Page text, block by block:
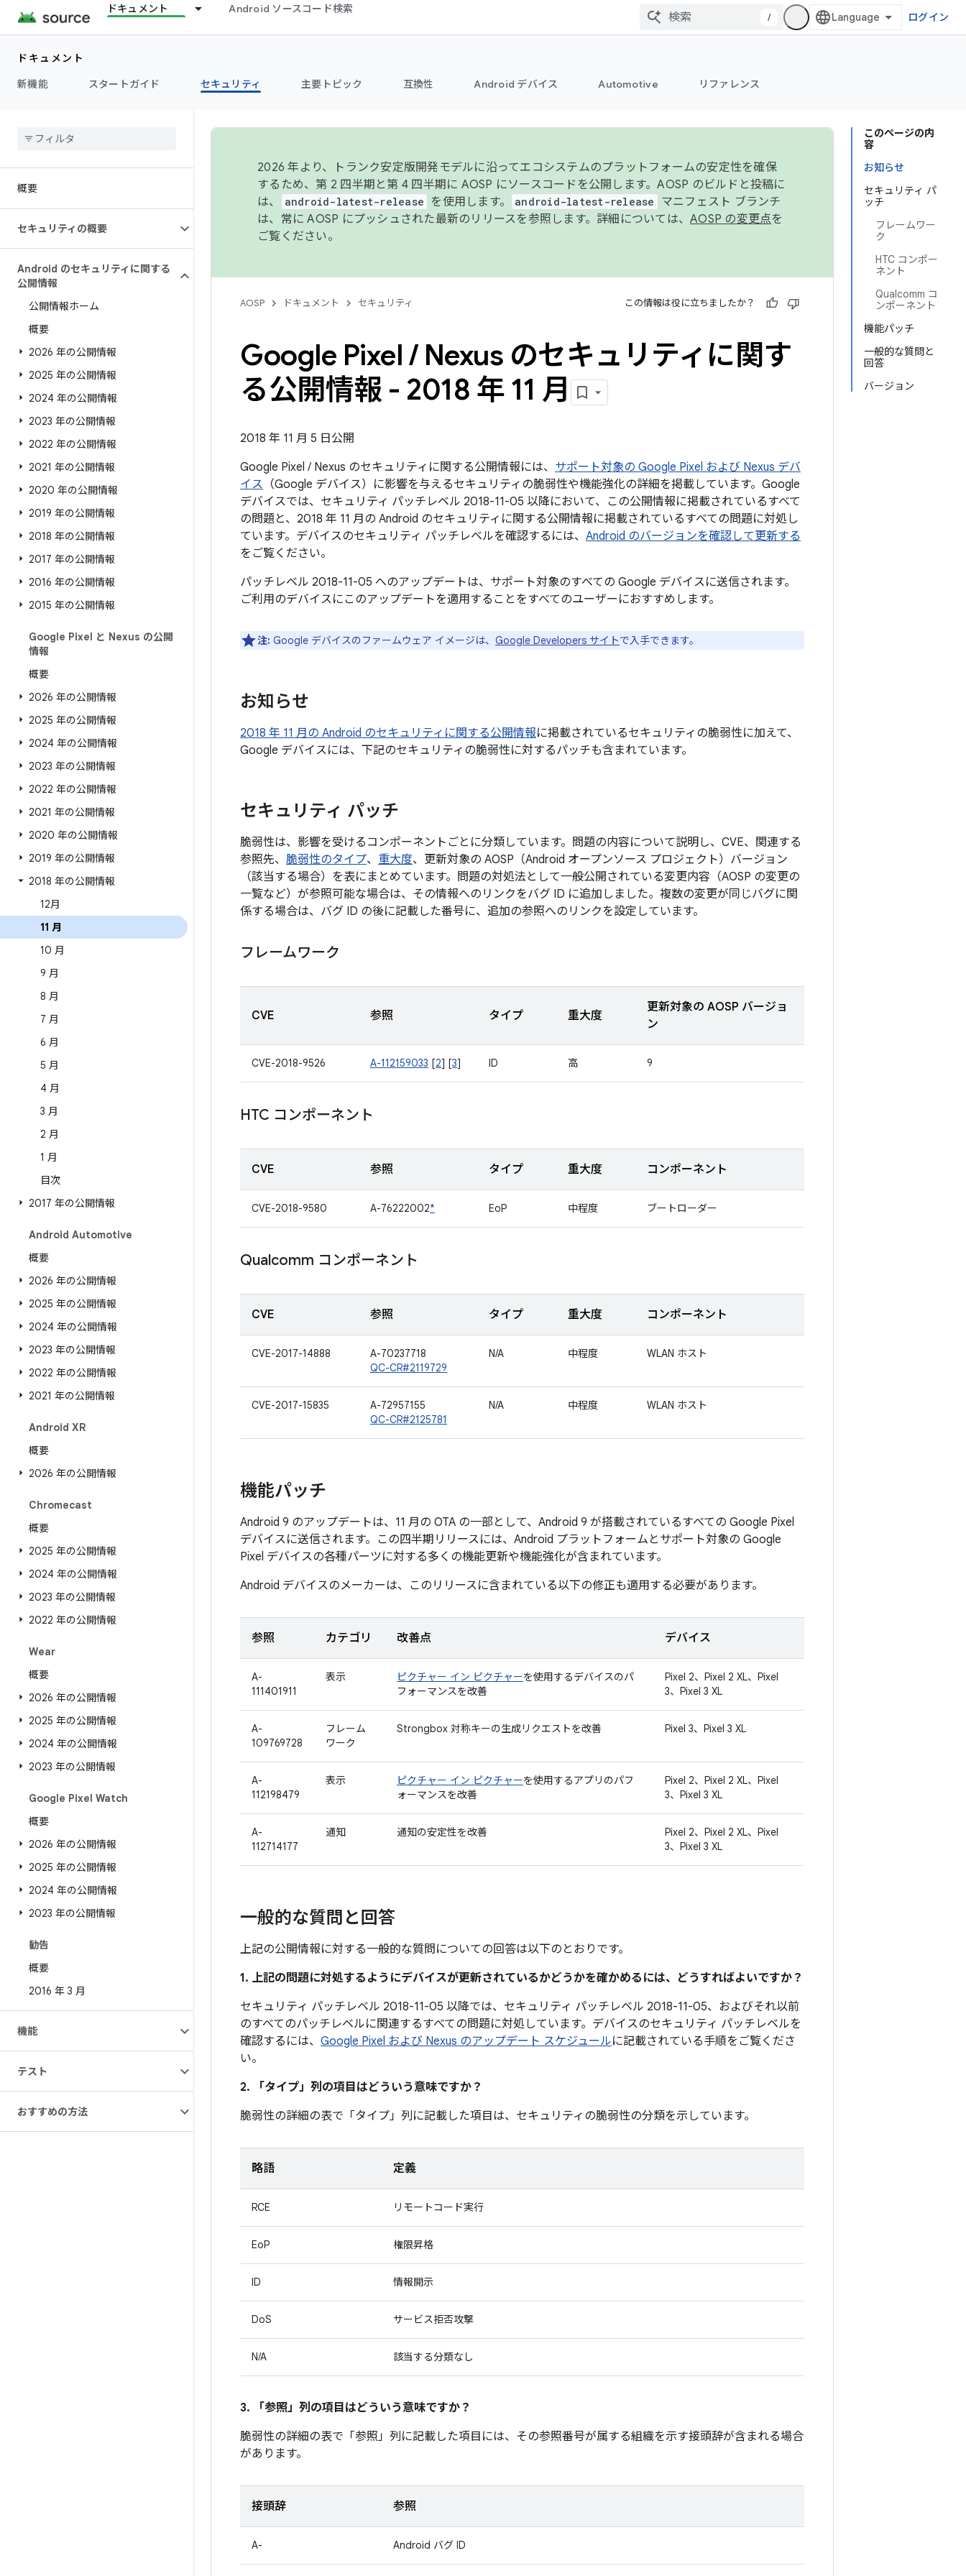
ドキュメント Android ソースコード検索
/ ログイン
ドキュメント
新機能
スタートガイド セキュリティ 主要トピック 互換性 Android デバイス Automotive リファレンス
概要
セキュリティの概要
Android のセキュリティに関する
公開情報
公開情報ホーム
概要
2026 年の公開情報
2025 年の公開情報
2024 年の公開情報
2023 年の公開情報
2022 年の公開情報
2021 年の公開情報
2020 年の公開情報
2019 年の公開情報
2018 年の公開情報
2017 年の公開情報
2016 年の公開情報
2015 年の公開情報
Google Pixel と Nexus の公開
情報
概要
2026 年の公開情報
2025 年の公開情報
2024 年の公開情報
2023 年の公開情報
2022 年の公開情報
2021 年の公開情報
2020 年の公開情報
2019 年の公開情報
2018 年の公開情報
12月
11 月
10 月
9 月
8 月
7 月
6 月
5 月
4 月
3 月
2 月
1 月
目次
2017 年の公開情報
Android Automotive
概要
2026 年の公開情報
2025 年の公開情報
2024 年の公開情報
2023 年の公開情報
2022 年の公開情報
2021 年の公開情報
Android XR
概要
2026 年の公開情報
Chromecast
概要
2025 年の公開情報
2024 年の公開情報
2023 年の公開情報
2022 年の公開情報
Wear
概要
2026 年の公開情報
2025 年の公開情報
2024 年の公開情報
2023 年の公開情報
Google Pixel Watch
概要
2026 年の公開情報
2025 年の公開情報
2024 年の公開情報
2023 年の公開情報
勧告
概要
2016 年 3 月
機能
テスト
おすすめの方法
このページの内
容
お知らせ
セキュリティ パ
ッチ
フレームワー
ク
HTC コンポー
ネント
Qualcomm コ
ンポーネント
機能パッチ
一般的な質問と
回答
バージョン
2026 年より、トランク安定版開発モデルに沿ってエコシステムのプラットフォームの安定性を確保
するため、第 2 四半期と第 4 四半期に AOSP にソースコードを公開します。AOSP のビルドと投稿に
は、
android-latest-release を使用します。 android-latest-release
マニフェスト ブランチ
は、常に AOSP にプッシュされた最新のリリースを参照します。詳細については、 AOSP の変更点を
ご覧ください。
AOSP ドキュメント セキュリティ この情報は役に立ちましたか？
Google Pixel /Nexus のセキュリティに関す
る公開情報 - 2018 年 11 月
2018 年 11 月 5 日公開
Google Pixel / Nexus のセキュリティに関する公開情報には、 サポート対象の Google Pixel および Nexus デバ
イス （Google デバイス）に影響を与えるセキュリティの脆弱性や機能強化の詳細を掲載しています。Google
デバイスでは、セキュリティ パッチレベル 2018-11-05 以降において、この公開情報に掲載されているすべて
の問題と、2018 年 11 月の Android のセキュリティに関する公開情報に掲載されているすべての問題に対処し
ています。デバイスのセキュリティ パッチレベルを確認するには、 Android のバージョンを確認して更新する
をご覧ください。
パッチレベル 2018-11-05 へのアップデートは、サポート対象のすべての Google デバイスに送信されます。
ご利用のデバイスにこのアップデートを適用することをすべてのユーザーにおすすめします。
注: Google デバイスのファームウェア イメージは、 Google Developers サイトで入手できます。
お知らせ
2018 年 11 月の Android のセキュリティに関する公開情報に掲載されているセキュリティの脆弱性に加えて、
Google デバイスには、下記のセキュリティの脆弱性に対するパッチも含まれています。
セキュリティ パッチ
脆弱性は、影響を受けるコンポーネントごとに分類しています。問題の内容について説明し、CVE、関連する
参照先、 脆弱性のタイプ、 重大度、更新対象の AOSP（Android オープンソース プロジェクト）バージョン
（該当する場合）を表にまとめています。問題の対処法として一般公開されている変更内容（AOSP の変更の
一覧など）が参照可能な場合は、その情報へのリンクをバグ ID に追加しました。複数の変更が同じバグに関
係する場合は、バグ ID の後に記載した番号に、追加の参照へのリンクを設定しています。
フレームワーク
CVE 参照 タイプ 重大度
更新対象の AOSP バージョ
ン
CVE-2018-9526 A-112159033 [2] [3] ID 高 9
HTC コンポーネント
CVE 参照 タイプ 重大度 コンポーネント
CVE-2018-9580 A-76222002* EoP 中程度 ブートローダー
Qualcomm コンポーネント
CVE 参照 タイプ 重大度 コンポーネント
CVE-2017-14888
A-70237718
QC-CR#2119729
N/A 中程度 WLAN ホスト
CVE-2017-15835
A-72957155
QC-CR#2125781
N/A 中程度 WLAN ホスト
機能パッチ
Android 9 のアップデートは、11 月の OTA の一部として、Android 9 が搭載されているすべての Google Pixel
デバイスに送信されます。この四半期リリースには、Android プラットフォームとサポート対象の Google
Pixel デバイスの各種パーツに対する多くの機能更新や機能強化が含まれています。
Android デバイスのメーカーは、このリリースに含まれている以下の修正も適用する必要があります。
参照 カテゴリ 改善点 デバイス
A-
111401911
表示 ピクチャー イン ピクチャーを使用するデバイスのパ
フォーマンスを改善
Pixel 2、Pixel 2 XL、Pixel
3、Pixel 3 XL
A-
109769728
フレーム
ワーク
Strongbox 対称キーの生成リクエストを改善 Pixel 3、Pixel 3 XL
A-
112198479
表示 ピクチャー イン ピクチャーを使用するアプリのパフ
ォーマンスを改善
Pixel 2、Pixel 2 XL、Pixel
3、Pixel 3 XL
A-
112714177
通知 通知の安定性を改善
Pixel 2、Pixel 2 XL、Pixel
3、Pixel 3 XL
一般的な質問と回答
上記の公開情報に対する一般的な質問についての回答は以下のとおりです。
1. 上記の問題に対処するようにデバイスが更新されているかどうかを確かめるには、どうすればよいですか？
セキュリティ パッチレベル 2018-11-05 以降では、セキュリティ パッチレベル 2018-11-05、およびそれ以前
のすべてのパッチレベルに関連するすべての問題に対処しています。デバイスのセキュリティ パッチレベルを
確認するには、 Google Pixel および Nexus のアップデート スケジュールに記載されている手順をご覧くださ
い。
2. 「タイプ」 列の項目はどういう意味ですか？
脆弱性の詳細の表で「タイプ」 列に記載した項目は、セキュリティの脆弱性の分類を示しています。
略語 定義
RCE リモートコード実行
EoP 権限昇格
ID 情報開示
DoS サービス拒否攻撃
N/A 該当する分類なし
3. 「参照」 列の項目はどういう意味ですか？
脆弱性の詳細の表で「参照」列に記載した項目には、その参照番号が属する組織を示す接頭辞が含まれる場合
があります。
接頭辞 参照
A- Android バグ ID